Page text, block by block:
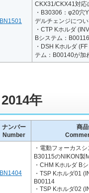
BN1501
CKX31/CKX41対応
・B30306：φ20穴
デルチェンジにつ
・CTP Kホルダ
Bシステム：B00116
・DSH Kホルダ
テム：B00140が加
2014年
ナンバー
Number
商
BN1404
・電動フォーカス
B30115のNIKON製
・CHM Kホルダ B
・TSP Kホルダ01
B00114
・TSP Kホルダ02